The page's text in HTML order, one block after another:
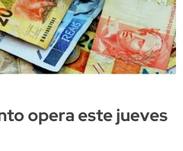
opera este jueves